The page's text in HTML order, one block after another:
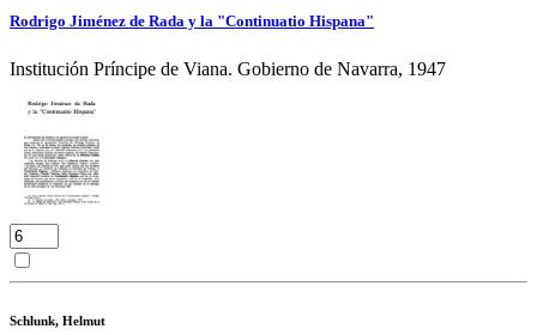
Rodrigo Jiménez de Rada y la "Continuatio Hispana"
Institución Príncipe de Viana. Gobierno de Navarra, 1947
Schlunk, Helmut